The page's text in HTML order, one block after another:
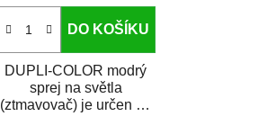
DO KOŠÍKU
DUPLI-COLOR modrý
sprej na světla
(ztmavovač) je určen na